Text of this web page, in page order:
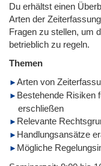
Du erhältst einen
Arten der
Fragen zu stellen, um
betrieblich zu regeln.
Themen
Arten von
Bestehende Risiken
erschließen
Relevante
Handlungsansätze
Mögliche